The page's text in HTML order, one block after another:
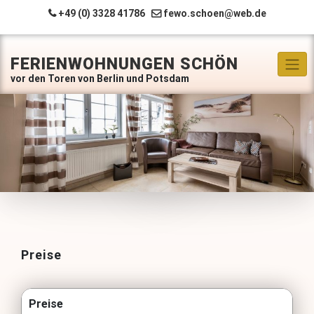
content
+49 (0) 3328 41786 fewo.schoen@web.de
FERIENWOHNUNGEN SCHÖN
Preise
Preise